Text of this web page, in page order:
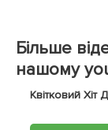
Більше
нашому
Квітковий Хіт